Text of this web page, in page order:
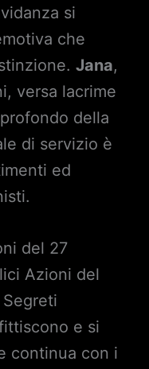
si
che
Jana,
versa lacrime
della
di servizio è
ed
del 27
Azioni del
e si
continua con i